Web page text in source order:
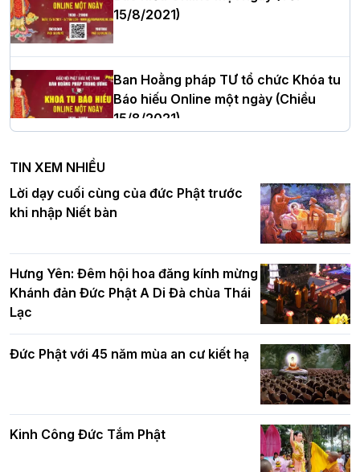
Thượng tọa Thích Tâm Chính được suy
cử tân Trưởng ban Trị sự GHPGVN tỉnh
Hà Nội: Tăng Ni Trường hạ Bồ Đề trang
nghiêm tác pháp Tiền an cư PL.2570 –
DL.2026
chúc mừng Phật đản BTS GHPGVN TP.
Hà Nội
Hơn 5.000 người tham dự diễu hành,
15/8/2021)
Ban Hoằng pháp TƯ tổ chức Khóa tu
Báo hiếu Online một ngày (Chiều
15/8/2021)
Ban Hoằng pháp TƯ tổ chức Khóa tu
Báo hiếu Online một ngày (Sáng
15/8/2021)
Tinh thần yêu nước của Phật giáo
Phật giáo chính tín Phần 9: Giải thích
TIN XEM NHIỀU
Lời dạy cuối cùng của đức Phật trước
khi nhập Niết bàn
Hưng Yên: Đêm hội hoa đăng kính mừng
Khánh đản Đức Phật A Di Đà chùa Thái
Lạc
Đức Phật với 45 năm mùa an cư kiết hạ
Kinh Công Đức Tắm Phật